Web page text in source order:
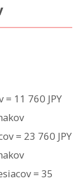
= 11 760 JPY
= 23 760 JPY
= 35